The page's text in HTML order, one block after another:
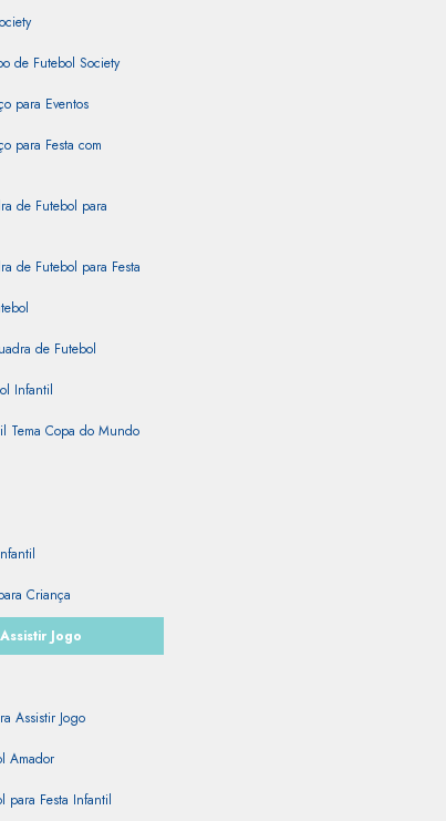
de Futebol Society
para Eventos
para Festa com
de Futebol para
de Futebol para Festa
de Futebol
Infantil
Tema Copa do Mundo
Criança
Jogo
Assistir Jogo
Amador
para Festa Infantil